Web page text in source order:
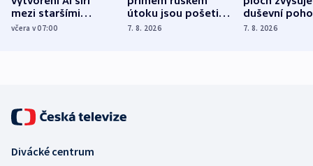
mezi staršími
Poláky nebezpečné
včera v 07:00
útoku jsou pošetilé,
míní estonský
7. 8. 2026
duševní
ukázala
7. 8. 2026
Divácké centrum